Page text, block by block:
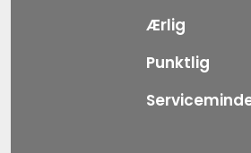
Ærlig
Punktlig